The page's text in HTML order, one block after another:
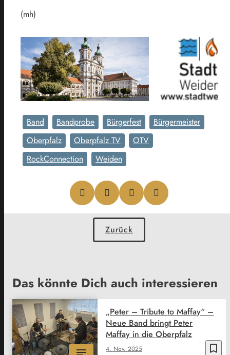
(mh)
Band Bandprobe Bürgerfest
Bürgermeister
Oberpfalz
Oberpfalz TV
OTV
RockConnection
Weiden
Zurück
Das könnte Dich auch interessieren
bookmark_border
4. Nov. 2025
„Peter – Tribute to Maffay“ –
Neue Band bringt Peter
Maffay in die Oberpfalz